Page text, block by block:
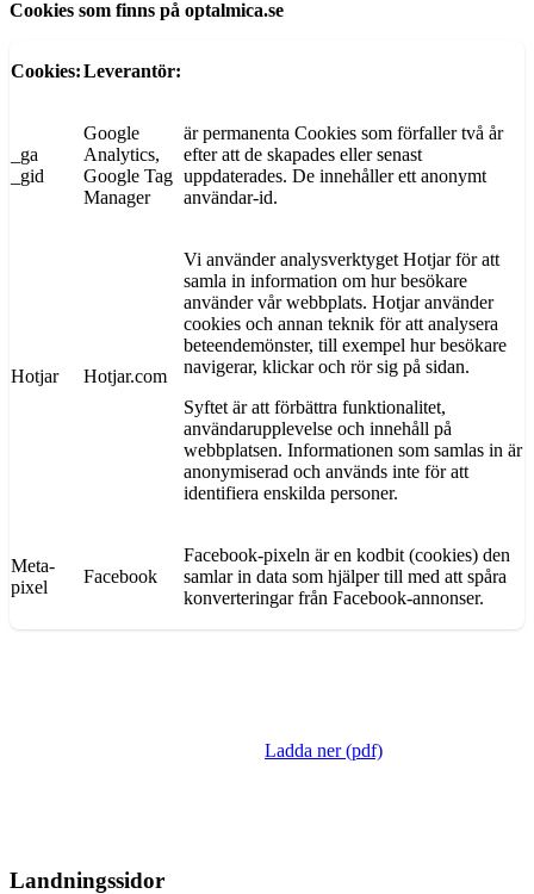
Cookies som finns på optalmica.se
Cookies:Leverantör:
_ga
_gid
Google
Analytics,
Google Tag
Manager
är permanenta Cookies som förfaller två år
efter att de skapades eller senast
uppdaterades. De innehåller ett anonymt
användar-id.
Hotjar Hotjar.com
Vi använder analysverktyget Hotjar för att
samla in information om hur besökare
använder vår webbplats. Hotjar använder
cookies och annan teknik för att analysera
beteendemönster, till exempel hur besökare
navigerar, klickar och rör sig på sidan.
Syftet är att förbättra funktionalitet,
användarupplevelse och innehåll på
webbplatsen. Informationen som samlas in är
anonymiserad och används inte för att
identifiera enskilda personer.
Meta-
pixel
Facebook
Facebook-pixeln är en kodbit (cookies) den
samlar in data som hjälper till med att spåra
konverteringar från Facebook-annonser.
Ladda ner (pdf)
Landningssidor